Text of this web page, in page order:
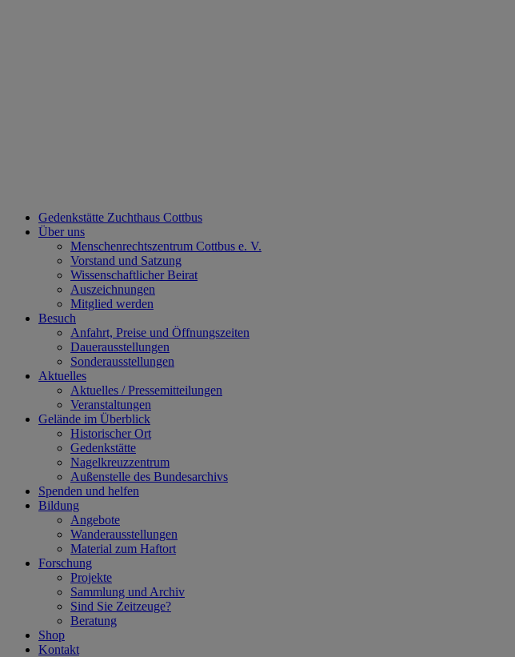
Gedenkstätte Zuchthaus Cottbus
Über uns
Menschenrechtszentrum Cottbus e. V.
Vorstand und Satzung
Wissenschaftlicher Beirat
Auszeichnungen
Mitglied werden
Besuch
Anfahrt, Preise und Öffnungszeiten
Dauerausstellungen
Sonderausstellungen
Aktuelles
Aktuelles / Pressemitteilungen
Veranstaltungen
Gelände im Überblick
Historischer Ort
Gedenkstätte
Nagelkreuzzentrum
Außenstelle des Bundesarchivs
Spenden und helfen
Bildung
Angebote
Wanderausstellungen
Material zum Haftort
Forschung
Projekte
Sammlung und Archiv
Sind Sie Zeitzeuge?
Beratung
Shop
Kontakt